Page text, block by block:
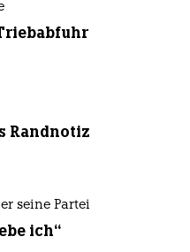
Randnotiz
seine Partei
ich“